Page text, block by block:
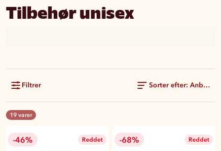
Tilbehør unisex
Filtrer Sorter efter:
19 varer
-46% Reddet -68% Reddet